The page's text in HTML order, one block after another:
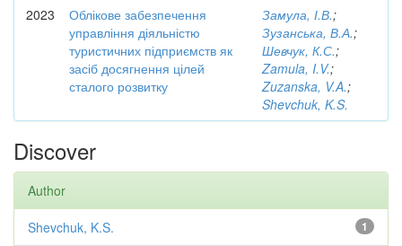
2023
Облікове забезпечення
управління діяльністю
туристичних підприємств як
засіб досягнення цілей
сталого розвитку
Замула, І.В.;
Зузанська, В.А.;
Шевчук, К.С.;
Zamula, I.V.;
Zuzanska, V.A.;
Shevchuk, K.S.
Discover
Author
1
Shevchuk, K.S.